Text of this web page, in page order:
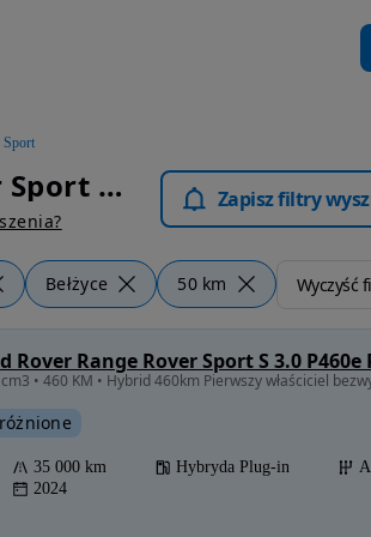
Sport
Land Rover Range Rover Sport Bełżyce - Samochody Osobowe Zapisz filtry
Bełżyce 50 km Wyczyść
• 460 KM • Hybrid 460km Pierwszy właściciel
35 000 km Hybryda Plug-in
2024